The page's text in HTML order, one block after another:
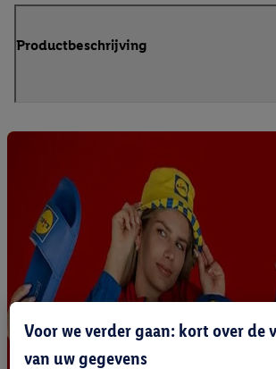
Productbeschrijving
Voor we verder gaan: kort over de
van uw gegevens